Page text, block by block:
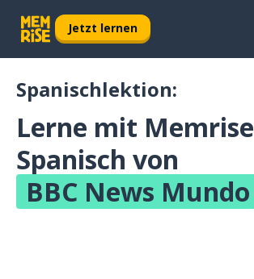
Jetzt lernen
Spanischlektion:
Lerne mit Memrise
Spanisch von
BBC News Mundo